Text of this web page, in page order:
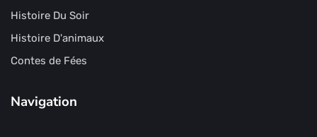
Histoire Du Soir
Histoire D'animaux
Contes de Fées
Navigation